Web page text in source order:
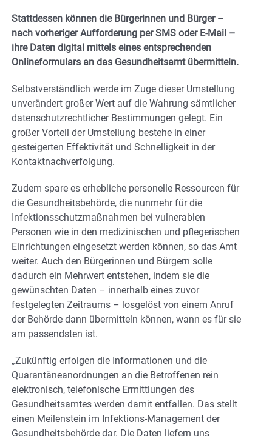
Stattdessen können die Bürgerinnen und Bürger –
nach vorheriger Aufforderung per SMS oder E-Mail –
ihre Daten digital mittels eines entsprechenden
Onlineformulars an das Gesundheitsamt übermitteln.
Selbstverständlich werde im Zuge dieser Umstellung
unverändert großer Wert auf die Wahrung sämtlicher
datenschutzrechtlicher Bestimmungen gelegt. Ein
großer Vorteil der Umstellung bestehe in einer
gesteigerten Effektivität und Schnelligkeit in der
Kontaktnachverfolgung.
Zudem spare es erhebliche personelle Ressourcen für
die Gesundheitsbehörde, die nunmehr für die
Infektionsschutzmaßnahmen bei vulnerablen
Personen wie in den medizinischen und pflegerischen
Einrichtungen eingesetzt werden können, so das Amt
weiter. Auch den Bürgerinnen und Bürgern solle
dadurch ein Mehrwert entstehen, indem sie die
gewünschten Daten – innerhalb eines zuvor
festgelegten Zeitraums – losgelöst von einem Anruf
der Behörde dann übermitteln können, wann es für sie
am passendsten ist.
„Zukünftig erfolgen die Informationen und die
Quarantäneanordnungen an die Betroffenen rein
elektronisch, telefonische Ermittlungen des
Gesundheitsamtes werden damit entfallen. Das stellt
einen Meilenstein im Infektions-Management der
Gesundheitsbehörde dar. Die Daten liefern uns